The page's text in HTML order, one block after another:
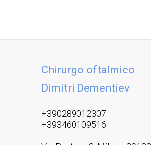
Chirurgo oftalmico
Dimitri Dementiev
+390289012307
+393460109516